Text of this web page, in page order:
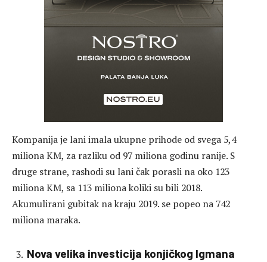
Kompanija je lani imala ukupne prihode od svega 5,4
miliona KM, za razliku od 97 miliona godinu ranije. S
druge strane, rashodi su lani čak porasli na oko 123
miliona KM, sa 113 miliona koliki su bili 2018.
Akumulirani gubitak na kraju 2019. se popeo na 742
miliona maraka.
Nova velika investicija konjičkog Igmana